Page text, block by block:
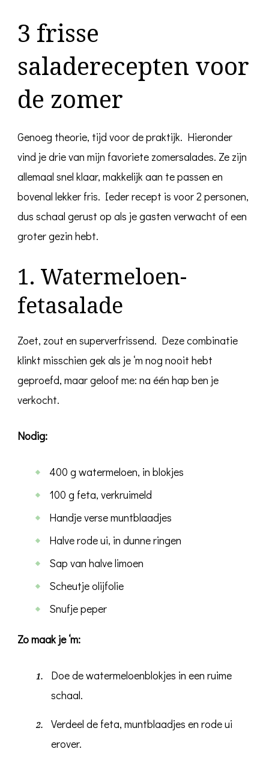
3 frisse
saladerecepten voor
de zomer
Genoeg theorie, tijd voor de praktijk. Hieronder
vind je drie van mijn favoriete zomersalades. Ze zijn
allemaal snel klaar, makkelijk aan te passen en
bovenal lekker fris. Ieder recept is voor 2 personen,
dus schaal gerust op als je gasten verwacht of een
groter gezin hebt.
1. Watermeloen-
fetasalade
Zoet, zout en superverfrissend. Deze combinatie
klinkt misschien gek als je ‘m nog nooit hebt
geproefd, maar geloof me: na één hap ben je
verkocht.
Nodig:
400 g watermeloen, in blokjes
100 g feta, verkruimeld
Handje verse muntblaadjes
Halve rode ui, in dunne ringen
Sap van halve limoen
Scheutje olijfolie
Snufje peper
Zo maak je ‘m:
Doe de watermeloenblokjes in een ruime
schaal.
Verdeel de feta, muntblaadjes en rode ui
erover.